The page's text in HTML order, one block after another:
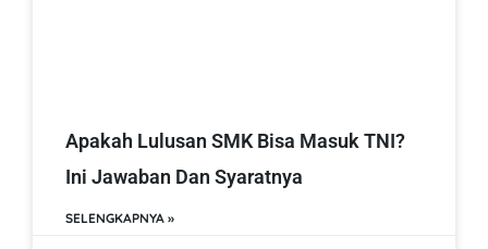
Apakah Lulusan SMK Bisa Masuk TNI?
Ini Jawaban Dan Syaratnya
SELENGKAPNYA »